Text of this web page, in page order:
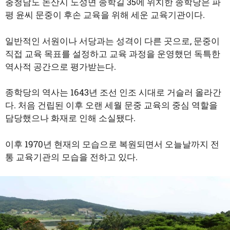
평 윤씨 문중이 후손 교육을 위해 세운 교육기관이다.
일반적인 서원이나 서당과는 성격이 다른 곳으로, 문중이
직접 교육 목표를 설정하고 교육 과정을 운영했던 독특한
역사적 공간으로 평가받는다.
종학당의 역사는 1643년 조선 인조 시대로 거슬러 올라간
다. 처음 건립된 이후 오랜 세월 문중 교육의 중심 역할을
담당했으나 화재로 인해 소실됐다.
이후 1970년 현재의 모습으로 복원되면서 오늘날까지 전
통 교육기관의 모습을 전하고 있다.